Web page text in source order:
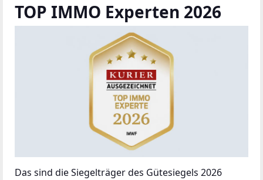
TOP IMMO Experten 2026
Das sind die Siegelträger des Gütesiegels 2026